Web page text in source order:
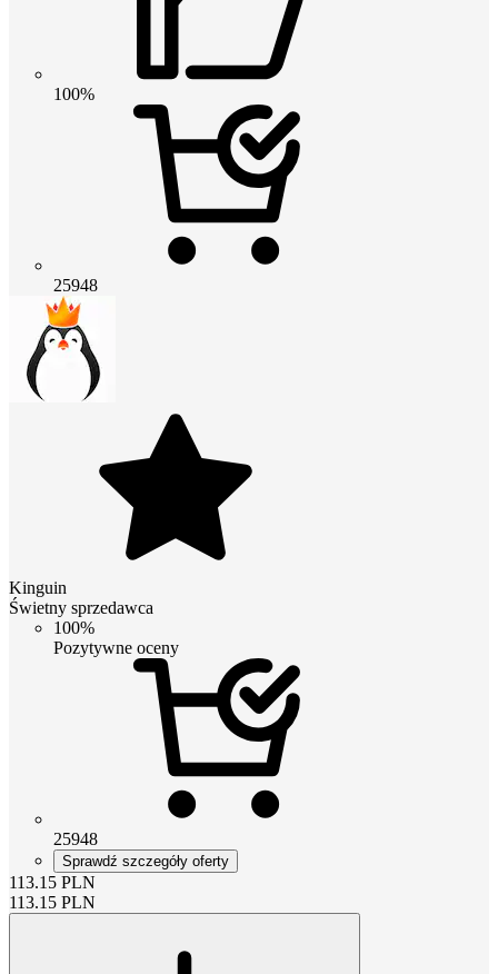
100%
25948
Kinguin
Świetny sprzedawca
100%
Pozytywne oceny
25948
Sprawdź szczegóły oferty
113.15 PLN
113.15 PLN